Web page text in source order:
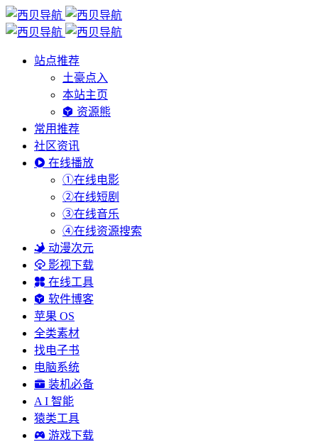
站点推荐
土豪点入
本站主页
资源熊
常用推荐
社区资讯
在线播放
①在线电影
②在线短剧
③在线音乐
④在线资源搜索
动漫次元
影视下载
在线工具
软件博客
苹果 OS
全类素材
找电子书
电脑系统
装机必备
A I 智能
猿类工具
游戏下载